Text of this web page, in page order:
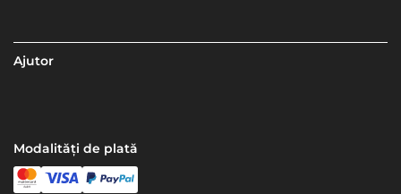
Ajutor
Modalități de plată